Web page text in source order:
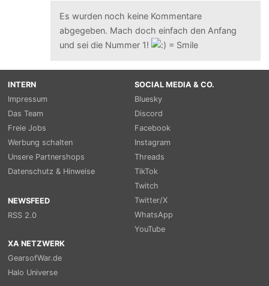
Es wurden noch keine Kommentare
abgegeben. Mach doch einfach den Anfang
und sei die Nummer 1!
INTERN
Impressum
Das Team
Freie Jobs
Werbung schalten
Unsere Partnershops
Datenschutz & Hinweise
NEWSFEED
RSS 2.0
SOCIAL MEDIA & CO.
Bluesky
Discord
Facebook
Instagram
Threads
TikTok
Twitch
Twitter/X
WhatsApp
YouTube
XA NETZWERK
GearsofWar.de
Halo Universe